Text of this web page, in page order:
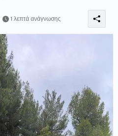
1 λεπτά ανάγνωσης